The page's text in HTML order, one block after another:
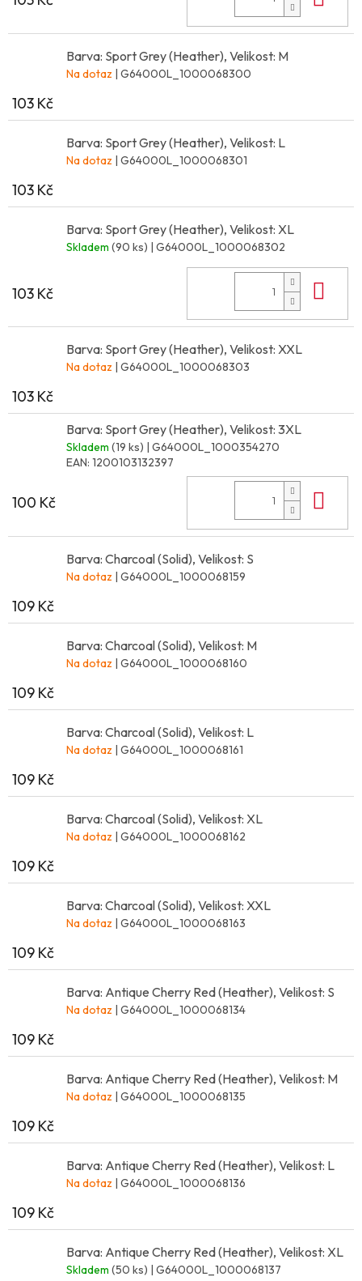
Barva: Sport Grey (Heather), Velikost: M
Na dotaz | G64000L_1000068300
103 Kč
Barva: Sport Grey (Heather), Velikost: L
Na dotaz | G64000L_1000068301
103 Kč
Barva: Sport Grey (Heather), Velikost: XL
Skladem (90 ks) | G64000L_1000068302
103 Kč
Barva: Sport Grey (Heather), Velikost: XXL
Na dotaz | G64000L_1000068303
103 Kč
Barva: Sport Grey (Heather), Velikost: 3XL
Skladem (19 ks) | G64000L_1000354270
EAN: 1200103132397
100 Kč
Barva: Charcoal (Solid), Velikost: S
Na dotaz | G64000L_1000068159
109 Kč
Barva: Charcoal (Solid), Velikost: M
Na dotaz | G64000L_1000068160
109 Kč
Barva: Charcoal (Solid), Velikost: L
Na dotaz | G64000L_1000068161
109 Kč
Barva: Charcoal (Solid), Velikost: XL
Na dotaz | G64000L_1000068162
109 Kč
Barva: Charcoal (Solid), Velikost: XXL
Na dotaz | G64000L_1000068163
109 Kč
Barva: Antique Cherry Red (Heather), Velikost: S
Na dotaz | G64000L_1000068134
109 Kč
Barva: Antique Cherry Red (Heather), Velikost: M
Na dotaz | G64000L_1000068135
109 Kč
Barva: Antique Cherry Red (Heather), Velikost: L
Na dotaz | G64000L_1000068136
109 Kč
Barva: Antique Cherry Red (Heather), Velikost: XL
Skladem (50 ks) | G64000L_1000068137